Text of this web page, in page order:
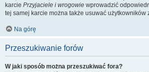
karcie Przyjaciele i wrogowie wprowadzić
tej samej karcie można także usuwać użytkowników
Na górę
Przeszukiwanie forów
W jaki sposób można przeszukiwać fora?